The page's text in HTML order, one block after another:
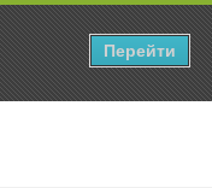
0
Перейти